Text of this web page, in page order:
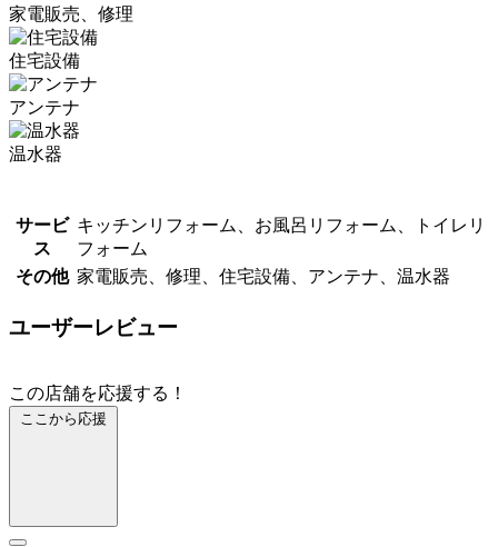
家電販売、修理
住宅設備
アンテナ
温水器
サービ
ス
キッチンリフォーム、お風呂リフォーム、トイレリ
フォーム
その他 家電販売、修理、住宅設備、アンテナ、温水器
ユーザーレビュー
この店舗を応援する！
ここから応援